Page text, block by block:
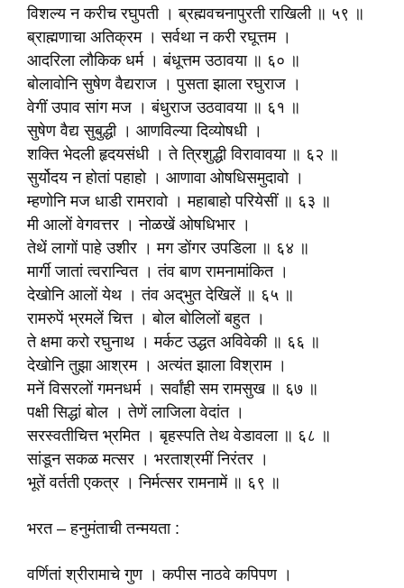
विशल्य न करीच रघुपती । ब्रह्मवचनापुरती राखिली ॥ ५९ ॥
ब्राह्मणाचा अतिक्रम । सर्वथा न करी रघूत्तम ।
आदरिला लौकिक धर्म । बंधूत्तम उठावया ॥ ६० ॥
बोलावोनि सुषेण वैद्यराज । पुसता झाला रघुराज ।
वेगीं उपाव सांग मज । बंधुराज उठवावया ॥ ६१ ॥
सुषेण वैद्य सुबुद्धी । आणविल्या दिव्योषधी ।
शक्ति भेदली हृदयसंधी । ते त्रिशुद्धी विरावावया ॥ ६२ ॥
सुर्योदय न होतां पहाहो । आणावा ओषधिसमुदावो ।
म्हणोनि मज धाडी रामरावो । महाबाहो परियेसीं ॥ ६३ ॥
मी आलों वेगवत्तर । नोळखें ओषधिभार ।
तेथें लागों पाहे उशीर । मग डोंगर उपडिला ॥ ६४ ॥
मार्गी जातां त्वरान्वित । तंव बाण रामनामांकित ।
देखोनि आलों येथ । तंव अद्‌भुत देखिलें ॥ ६५ ॥
रामरुपें भ्रमलें चित्त । बोल बोलिलों बहुत ।
ते क्षमा करो रघुनाथ । मर्कट उद्धत अविवेकी ॥ ६६ ॥
देखोनि तुझा आश्रम । अत्यंत झाला विश्राम ।
मनें विसरलों गमनधर्म । सर्वांही सम रामसुख ॥ ६७ ॥
पक्षी सिद्धां बोल । तेणें लाजिला वेदांत ।
सरस्वतीचित्त भ्रमित । बृहस्पति तेथ वेडावला ॥ ६८ ॥
सांडून सकळ मत्सर । भरताश्रमीं निरंतर ।
भूतें वर्तती एकत्र । निर्मत्सर रामनामें ॥ ६९ ॥
भरत – हनुमंताची तन्मयता :
वर्णितां श्रीरामाचे गुण । कपीस नाठवे कपिपण ।